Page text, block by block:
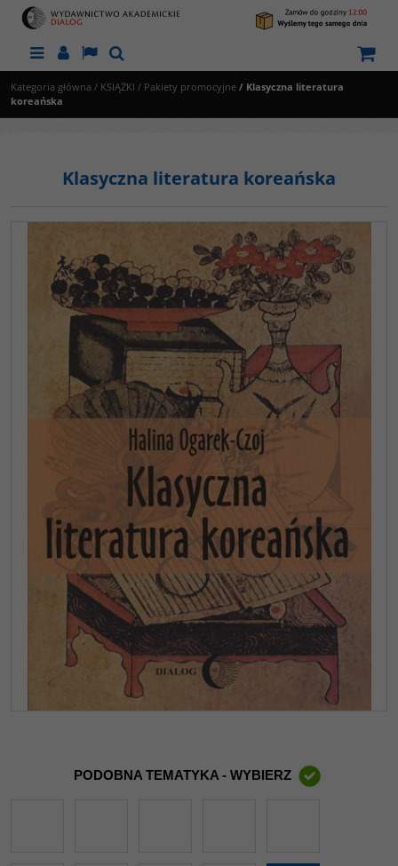
MenuPanelLangSzukaj
Kategoria główna / KSIĄŻKI / Pakiety promocyjne / Klasyczna literatura
koreańska
Klasyczna literatura koreańska
PODOBNA TEMATYKA - WYBIERZ